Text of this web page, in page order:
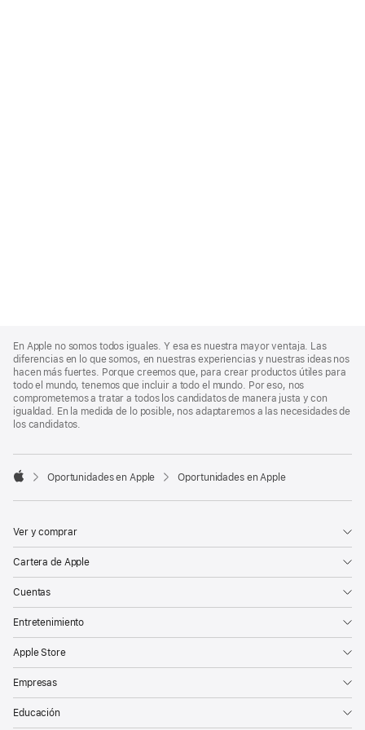
Footer
En Apple no somos todos iguales. Y esa es nuestra mayor ventaja. Las
diferencias en lo que somos, en nuestras experiencias y nuestras ideas nos
hacen más fuertes. Porque creemos que, para crear productos útiles para
todo el mundo, tenemos que incluir a todo el mundo. Por eso, nos
comprometemos a tratar a todos los candidatos de manera justa y con
igualdad. En la medida de lo posible, nos adaptaremos a las necesidades de
los candidatos.

Oportunidades en Apple Oportunidades en Apple
Ver y comprar
Cartera de Apple
Cuentas
Entretenimiento
Apple Store
Empresas
Educación